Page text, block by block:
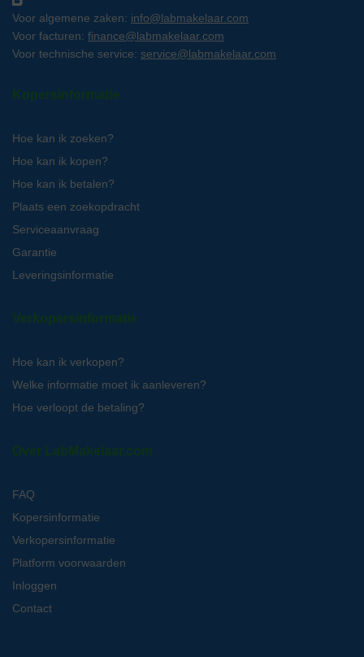
Voor algemene zaken: info@labmakelaar.com
Voor facturen: finance@labmakelaar.com
Voor technische service: service@labmakelaar.com
Kopersinformatie
Hoe kan ik zoeken?
Hoe kan ik kopen?
Hoe kan ik betalen?
Plaats een zoekopdracht
Serviceaanvraag
Garantie
Leveringsinformatie
Verkopersinformatie
Hoe kan ik verkopen?
Welke informatie moet ik aanleveren?
Hoe verloopt de betaling?
Over LabMakelaar.com
FAQ
Kopersinformatie
Verkopersinformatie
Platform voorwaarden
Inloggen
Contact